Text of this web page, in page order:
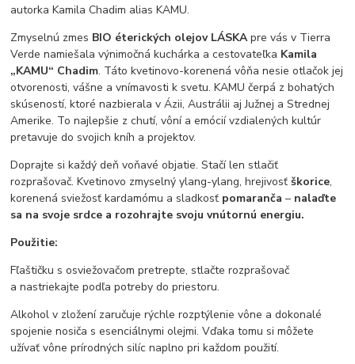
autorka Kamila Chadim alias KAMU.
Zmyselnú zmes BIO éterických olejov LÁSKApre vás v Tierra
Verde namiešala výnimočná kuchárka a cestovateľka Kamila
„KAMU“ Chadim. Táto kvetinovo-korenená vôňa nesie otlačok jej
otvorenosti, vášne a vnímavosti k svetu. KAMU čerpá z bohatých
skúseností, ktoré nazbierala v Ázii, Austrálii aj Južnej a Strednej
Amerike. To najlepšie z chutí, vôní a emócií vzdialených kultúr
pretavuje do svojich kníh a projektov.
Doprajte si každý deň voňavé objatie. Stačí len stlačiť
rozprašovač. Kvetinovo zmyselný ylang-ylang, hrejivosťškorice,
korenená sviežosť kardamómu a sladkosť pomaranča – nalaďte
sa na svoje srdce a rozohrajte svoju vnútornú energiu.
Použitie:
Fľaštičku s osviežovačom pretrepte, stlačte rozprašovač
a nastriekajte podľa potreby do priestoru.
Alkohol v zložení zaručuje rýchle rozptýlenie vône a dokonalé
spojenie nosiča s esenciálnymi olejmi. Vďaka tomu si môžete
užívať vône prírodných silíc naplno pri každom použití.